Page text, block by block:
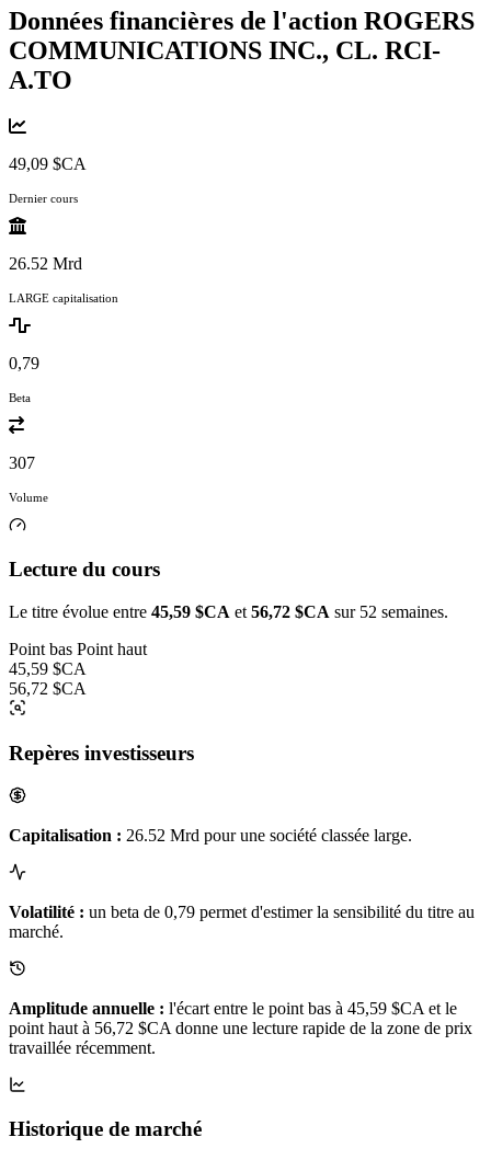
Données financières de l'action ROGERS
COMMUNICATIONS INC., CL. RCI-
A.TO
49,09 $CA
Dernier cours
26.52 Mrd
LARGE capitalisation
0,79
Beta
307
Volume
Lecture du cours
Le titre évolue entre 45,59 $CA et 56,72 $CA sur 52 semaines.
Point bas Point haut
45,59 $CA
56,72 $CA
Repères investisseurs
Capitalisation : 26.52 Mrd pour une société classée large.
Volatilité : un beta de 0,79 permet d'estimer la sensibilité du titre au
marché.
Amplitude annuelle : l'écart entre le point bas à 45,59 $CA et le
point haut à 56,72 $CA donne une lecture rapide de la zone de prix
travaillée récemment.
Historique de marché